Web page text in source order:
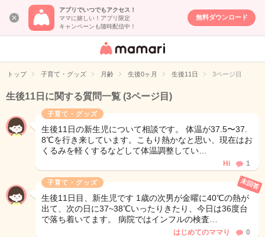
アプリでいつでもアクセス！
ママに嬉しい！アプリ限定
キャンペーンも随時配信中！
無料ダウンロード
女性専用匿名QA
イト
トップ 子育て・グッズ 月齢 生後0ヶ月 生後11日 3ページ目
生後11日に関する質問一覧 (3ページ目)
子育て・グッズ
生後11日の新生児について相談です。 体温が37.5〜37.
8℃を行き来しています。こもり熱かなと思い、現在はお
くるみを軽くするなどして体温調整してい…
Hi 1
子育て・グッズ
生後11日目、新生児です 1歳の次男が金曜に40℃の熱が
出て、次の日に37~38℃いったりきたり、今日は36度台
で落ち着いてます。 病院ではインフルの検査…
未回答
はじめてのママり 0